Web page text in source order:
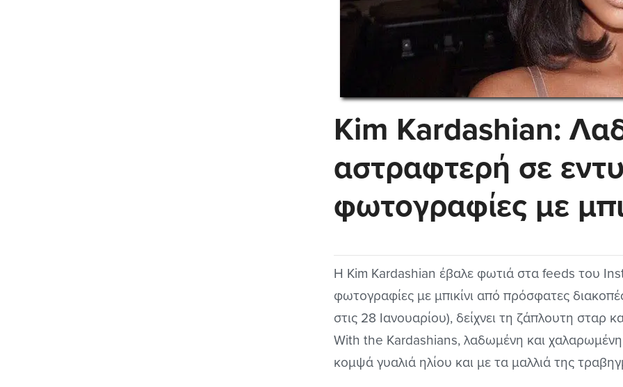
Kim Kardashian:
αστραφτερή σε
φωτογραφίες με
Η Kim Kardashian έβαλε φωτιά στα feeds του
φωτογραφίες με μπικίνι από πρόσφατες
στις 28 Ιανουαρίου), δείχνει τη ζάπλουτη
With the Kardashians, λαδωμένη και
κομψά γυαλιά ηλίου και με τα μαλλιά της